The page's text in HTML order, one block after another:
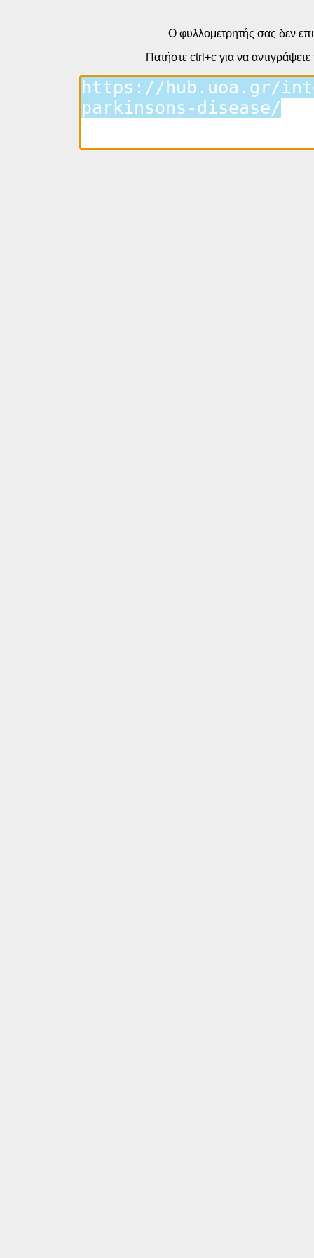
Ο φυλλομετρητής σας δεν
Πατήστε ctrl+c για να